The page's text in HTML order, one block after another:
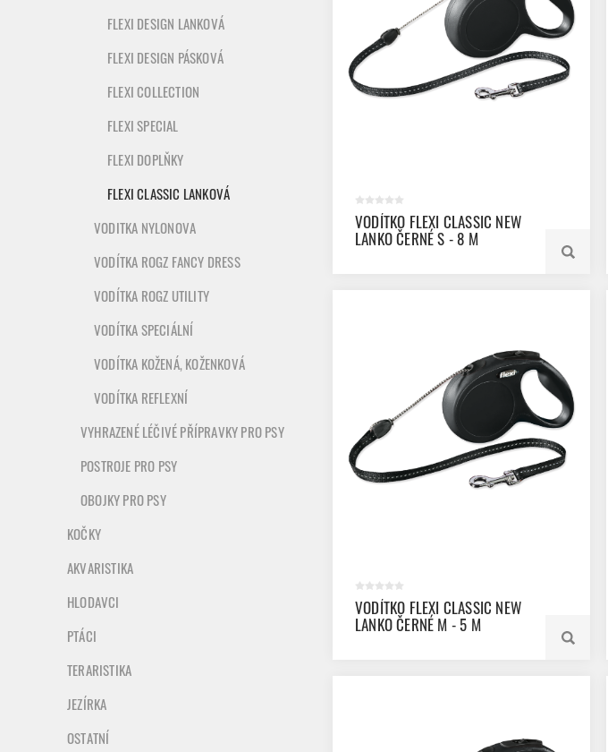
VODÍTKO FLEXI CLASSIC NEW
LANKO ČERNÉ S - 8 M
VODÍTKO FLEXI CLASSIC NEW
LANKO ČERNÉ M - 5 M
FLEXI DESIGN LANKOVÁ
FLEXI DESIGN PÁSKOVÁ
FLEXI COLLECTION
FLEXI SPECIAL
FLEXI DOPLŇKY
FLEXI CLASSIC LANKOVÁ
VODITKA NYLONOVA
VODÍTKA ROGZ FANCY DRESS
VODÍTKA ROGZ UTILITY
VODÍTKA SPECIÁLNÍ
VODÍTKA KOŽENÁ, KOŽENKOVÁ
VODÍTKA REFLEXNÍ
VYHRAZENÉ LÉČIVÉ PŘÍPRAVKY PRO PSY
POSTROJE PRO PSY
OBOJKY PRO PSY
KOČKY
AKVARISTIKA
HLODAVCI
PTÁCI
TERARISTIKA
JEZÍRKA
OSTATNÍ